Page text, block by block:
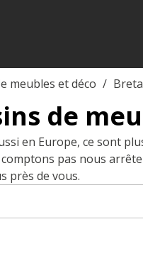
meubles et déco
de
en Europe, ce sont
pas nous
près de vous.